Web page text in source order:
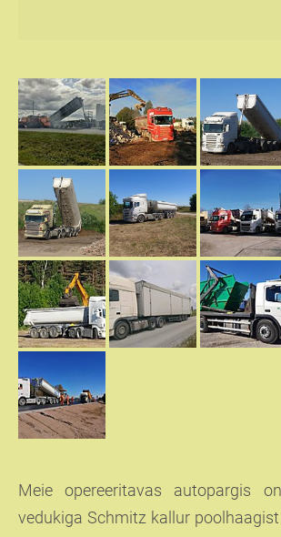
Meie opereeritavas autopargis
vedukiga Schmitz kallur